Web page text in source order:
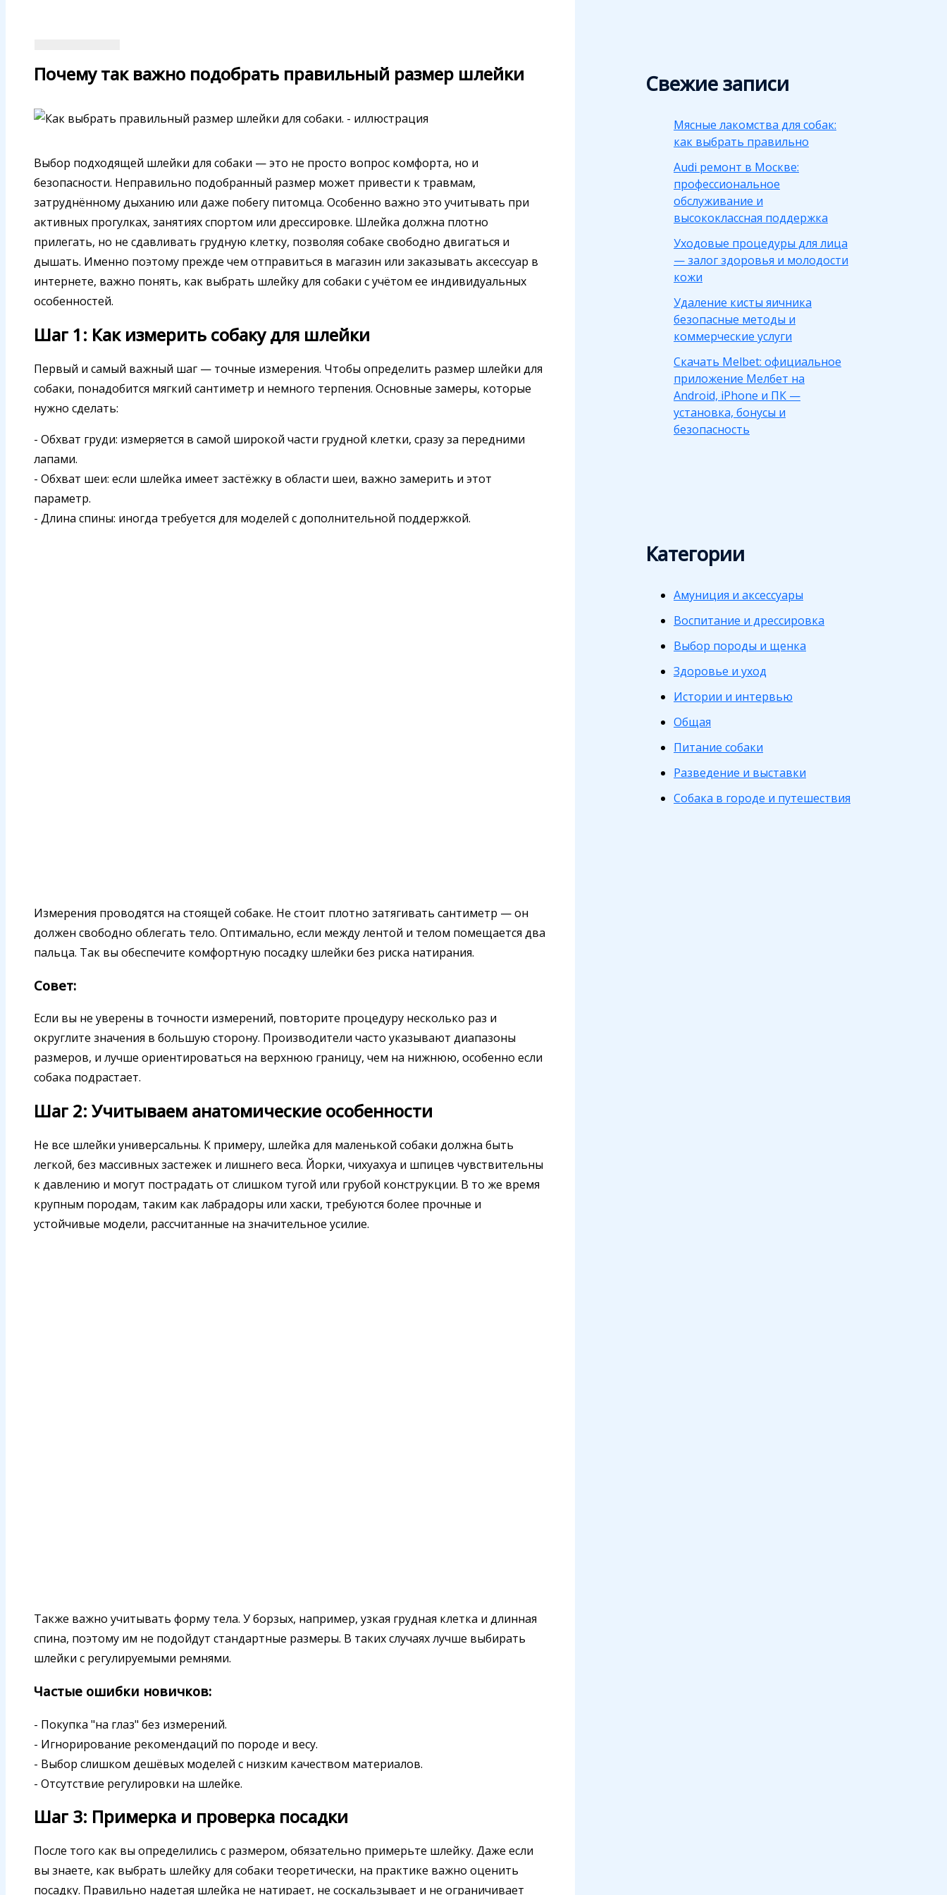
Почему так важно подобрать правильный размер шлейки
Выбор подходящей шлейки для собаки — это не просто вопрос комфорта, но и
безопасности. Неправильно подобранный размер может привести к травмам,
затруднённому дыханию или даже побегу питомца. Особенно важно это учитывать при
активных прогулках, занятиях спортом или дрессировке. Шлейка должна плотно
прилегать, но не сдавливать грудную клетку, позволяя собаке свободно двигаться и
дышать. Именно поэтому прежде чем отправиться в магазин или заказывать аксессуар в
интернете, важно понять, как выбрать шлейку для собаки с учётом ее индивидуальных
особенностей.
Шаг 1: Как измерить собаку для шлейки
Первый и самый важный шаг — точные измерения. Чтобы определить размер шлейки для
собаки, понадобится мягкий сантиметр и немного терпения. Основные замеры, которые
нужно сделать:
- Обхват груди: измеряется в самой широкой части грудной клетки, сразу за передними
лапами.
- Обхват шеи: если шлейка имеет застёжку в области шеи, важно замерить и этот
параметр.
- Длина спины: иногда требуется для моделей с дополнительной поддержкой.
Измерения проводятся на стоящей собаке. Не стоит плотно затягивать сантиметр — он
должен свободно облегать тело. Оптимально, если между лентой и телом помещается два
пальца. Так вы обеспечите комфортную посадку шлейки без риска натирания.
Совет:
Если вы не уверены в точности измерений, повторите процедуру несколько раз и
округлите значения в большую сторону. Производители часто указывают диапазоны
размеров, и лучше ориентироваться на верхнюю границу, чем на нижнюю, особенно если
собака подрастает.
Шаг 2: Учитываем анатомические особенности
Не все шлейки универсальны. К примеру, шлейка для маленькой собаки должна быть
легкой, без массивных застежек и лишнего веса. Йорки, чихуахуа и шпицев чувствительны
к давлению и могут пострадать от слишком тугой или грубой конструкции. В то же время
крупным породам, таким как лабрадоры или хаски, требуются более прочные и
устойчивые модели, рассчитанные на значительное усилие.
Также важно учитывать форму тела. У борзых, например, узкая грудная клетка и длинная
спина, поэтому им не подойдут стандартные размеры. В таких случаях лучше выбирать
шлейки с регулируемыми ремнями.
Частые ошибки новичков:
- Покупка "на глаз" без измерений.
- Игнорирование рекомендаций по породе и весу.
- Выбор слишком дешёвых моделей с низким качеством материалов.
- Отсутствие регулировки на шлейке.
Шаг 3: Примерка и проверка посадки
После того как вы определились с размером, обязательно примерьте шлейку. Даже если
вы знаете, как выбрать шлейку для собаки теоретически, на практике важно оценить
посадку. Правильно надетая шлейка не натирает, не соскальзывает и не ограничивает
Свежие записи
Мясные лакомства для собак:
как выбрать правильно
Audi ремонт в Москве:
профессиональное
обслуживание и
высококлассная поддержка
Уходовые процедуры для лица
— залог здоровья и молодости
кожи
Удаление кисты яичника
безопасные методы и
коммерческие услуги
Скачать Melbet: официальное
приложение Мелбет на
Android, iPhone и ПК —
установка, бонусы и
безопасность
Категории
Амуниция и аксессуары
Воспитание и дрессировка
Выбор породы и щенка
Здоровье и уход
Истории и интервью
Общая
Питание собаки
Разведение и выставки
Собака в городе и путешествия